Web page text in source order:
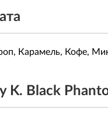
Карамель, Кофе,
K. Black